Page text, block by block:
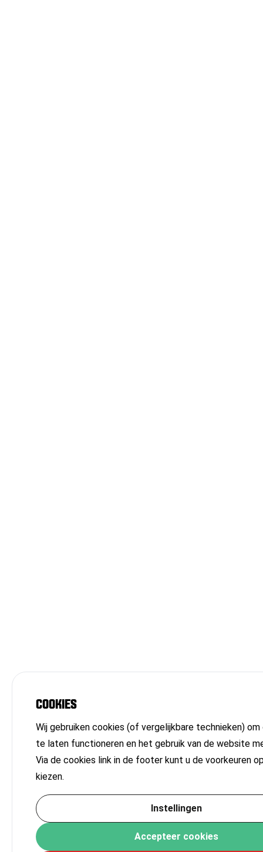
COOKIES
Wij gebruiken cookies (of vergelijkbare technieken)
te laten functioneren en het gebruik van de website
Via de cookies link in de footer kunt u de voorkeuren
kiezen.
Instellingen
Accepteer cookies